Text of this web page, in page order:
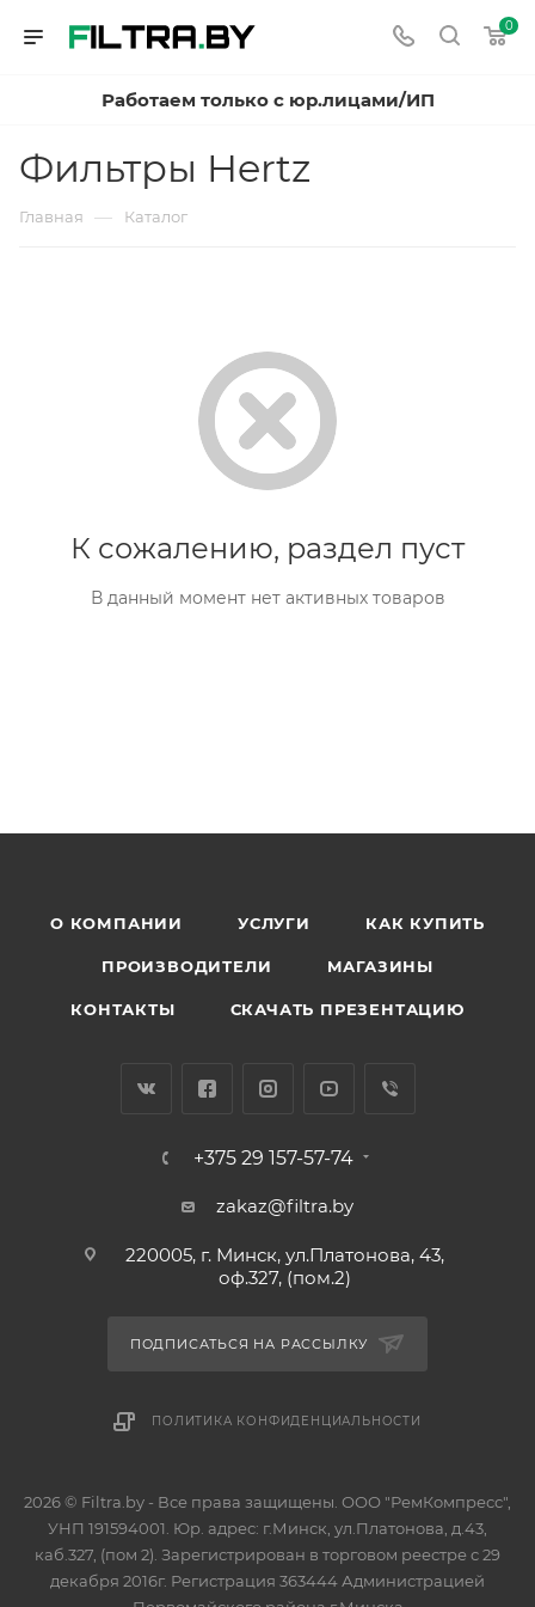
0
Работаем только с юр.лицами/ИП
Фильтры Hertz
Главная — Каталог
К сожалению, раздел пуст
В данный момент нет активных товаров
О КОМПАНИИ УСЛУГИ КАК КУПИТЬ
ПРОИЗВОДИТЕЛИ МАГАЗИНЫ
КОНТАКТЫ СКАЧАТЬ ПРЕЗЕНТАЦИЮ
+375 29 157-57-74
zakaz@filtra.by
220005, г. Минск, ул.Платонова, 43,
оф.327, (пом.2)
ПОДПИСАТЬСЯ НА РАССЫЛКУ
ПОЛИТИКА КОНФИДЕНЦИАЛЬНОСТИ
2026 © Filtra.by - Все права защищены. ООО "РемКомпресс",
УНП 191594001. Юр. адрес: г.Минск, ул.Платонова, д.43,
каб.327, (пом 2). Зарегистрирован в торговом реестре с 29
декабря 2016г. Регистрация 363444 Администрацией